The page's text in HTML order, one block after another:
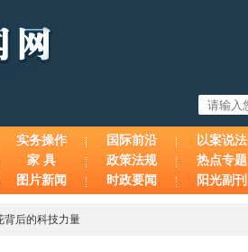
实务操作 国际前沿 以案说法
家 具 政策法规 热点专题
图片新闻 时政要闻 阳光副刊
背后的科技力量